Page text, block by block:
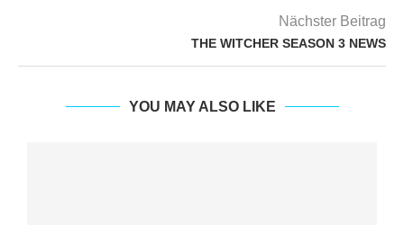
Nächster Beitrag
THE WITCHER SEASON 3 NEWS
YOU MAY ALSO LIKE